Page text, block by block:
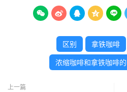
    
区别 拿铁咖啡
浓缩咖啡和拿铁咖啡
上一篇